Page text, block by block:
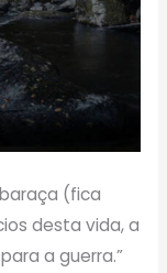
(fica
desta vida, a
a guerra.”